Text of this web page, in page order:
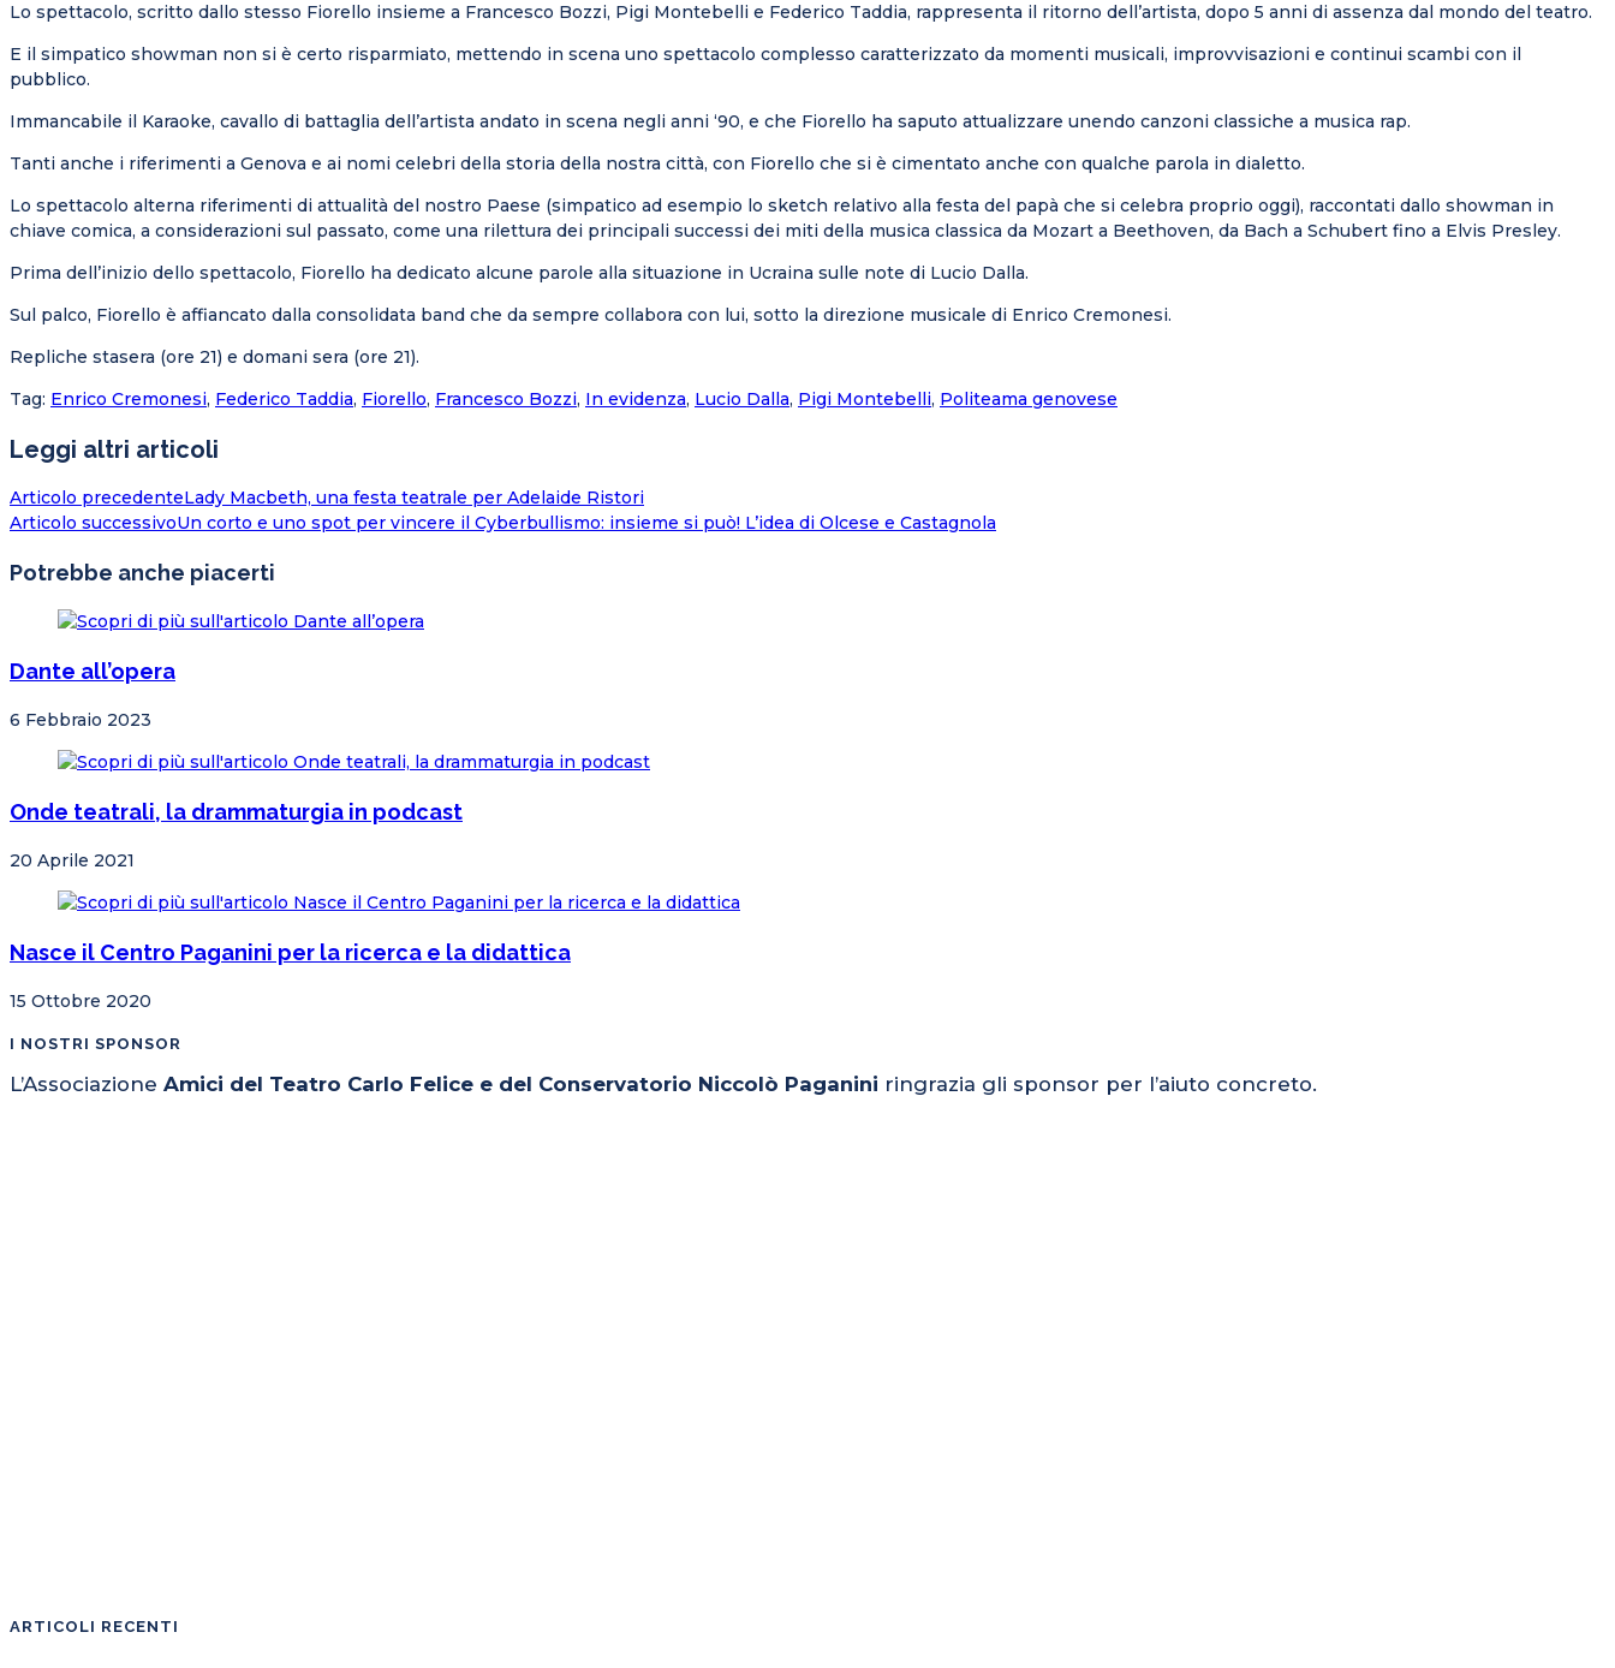
Lo spettacolo, scritto dallo stesso Fiorello insieme a Francesco Bozzi, Pigi Montebelli e Federico Taddia, rappresenta il ritorno dell’artista, dopo 5 anni di assenza dal mondo del teatro.
E il simpatico showman non si è certo risparmiato, mettendo in scena uno spettacolo complesso caratterizzato da momenti musicali, improvvisazioni e continui scambi con il
pubblico.
Immancabile il Karaoke, cavallo di battaglia dell’artista andato in scena negli anni ‘90, e che Fiorello ha saputo attualizzare unendo canzoni classiche a musica rap.
Tanti anche i riferimenti a Genova e ai nomi celebri della storia della nostra città, con Fiorello che si è cimentato anche con qualche parola in dialetto.
Lo spettacolo alterna riferimenti di attualità del nostro Paese (simpatico ad esempio lo sketch relativo alla festa del papà che si celebra proprio oggi), raccontati dallo showman in
chiave comica, a considerazioni sul passato, come una rilettura dei principali successi dei miti della musica classica da Mozart a Beethoven, da Bach a Schubert fino a Elvis Presley.
Prima dell’inizio dello spettacolo, Fiorello ha dedicato alcune parole alla situazione in Ucraina sulle note di Lucio Dalla.
Sul palco, Fiorello è affiancato dalla consolidata band che da sempre collabora con lui, sotto la direzione musicale di Enrico Cremonesi.
Repliche stasera (ore 21) e domani sera (ore 21).
Tag: Enrico Cremonesi, Federico Taddia, Fiorello, Francesco Bozzi, In evidenza, Lucio Dalla, Pigi Montebelli, Politeama genovese
Leggi altri articoli
Articolo precedenteLady Macbeth, una festa teatrale per Adelaide Ristori
Articolo successivoUn corto e uno spot per vincere il Cyberbullismo: insieme si può! L’idea di Olcese e Castagnola
Potrebbe anche piacerti
Dante all’opera
6 Febbraio 2023
Onde teatrali, la drammaturgia in podcast
20 Aprile 2021
Nasce il Centro Paganini per la ricerca e la didattica
15 Ottobre 2020
I NOSTRI SPONSOR
L’Associazione Amici del Teatro Carlo Felice e del Conservatorio Niccolò Paganini ringrazia gli sponsor per l’aiuto concreto.
ARTICOLI RECENTI